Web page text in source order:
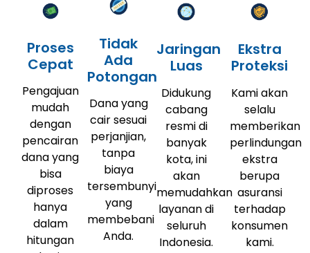
Proses
Cepat
Pengajuan
mudah
dengan
pencairan
dana yang
bisa
diproses
hanya
dalam
hitungan
Tidak
Ada
Potongan
Dana yang
cair sesuai
perjanjian,
tanpa
biaya
tersembunyi
yang
membebani
Anda.
Jaringan
Luas
Didukung
cabang
resmi di
banyak
kota, ini
akan
memudahkan
layanan di
seluruh
Indonesia.
Ekstra
Proteksi
Kami akan
selalu
memberikan
perlindungan
ekstra
berupa
asuransi
terhadap
konsumen
kami.